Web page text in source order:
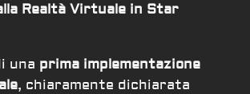
Realtà Virtuale in Star
una prima implementazione
, chiaramente dichiarata